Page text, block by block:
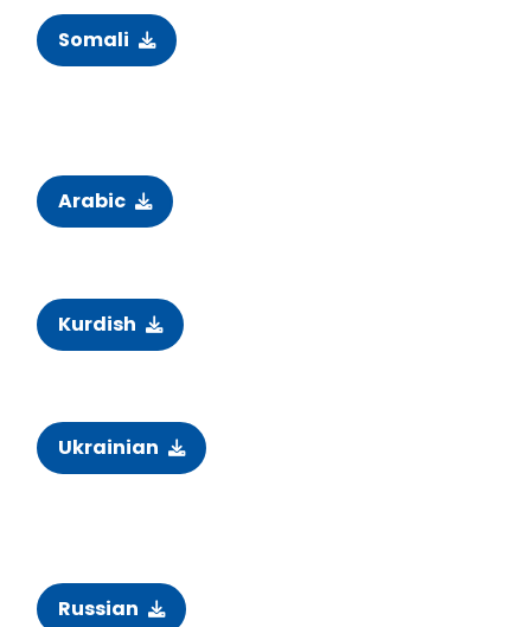
Somali
Arabic
Kurdish
Ukrainian
Russian